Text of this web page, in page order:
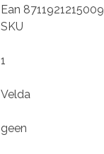
Ean 8711921215009
SKU
1
Velda
geen